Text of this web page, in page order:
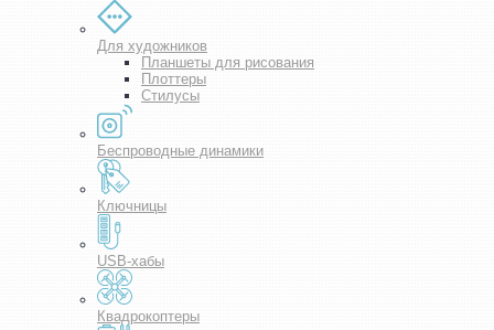
Для художников
Планшеты для рисования
Плоттеры
Стилусы
Беспроводные динамики
Ключницы
USB-хабы
Квадрокоптеры